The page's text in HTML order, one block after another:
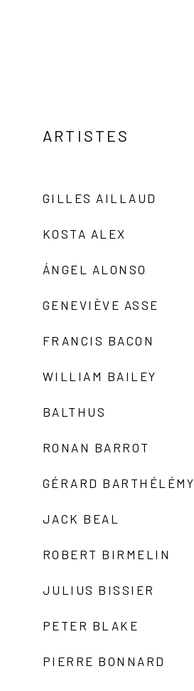
ARTISTES
GILLES AILLAUD
KOSTA ALEX
ÁNGEL ALONSO
GENEVIÈVE ASSE
FRANCIS BACON
WILLIAM BAILEY
BALTHUS
RONAN BARROT
GÉRARD BARTHÉLÉMY
JACK BEAL
ROBERT BIRMELIN
JULIUS BISSIER
PETER BLAKE
PIERRE BONNARD